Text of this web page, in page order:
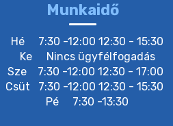
Munkaidő
Hé
7:30 -12:00 12:30 - 15:30
Ke
Nincs ügyfélfogadás
Sze
7:30 -12:00 12:30 - 17:00
Csüt
7:30 -12:00 12:30 - 15:30
Pé
7:30 -13:30